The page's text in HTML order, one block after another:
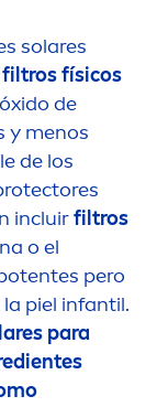
solares
filtros físicos
de
y menos
de los
ores
incluirfiltros
o el
pero
piel infantil.
para